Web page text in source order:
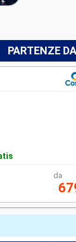
PARTENZE
da